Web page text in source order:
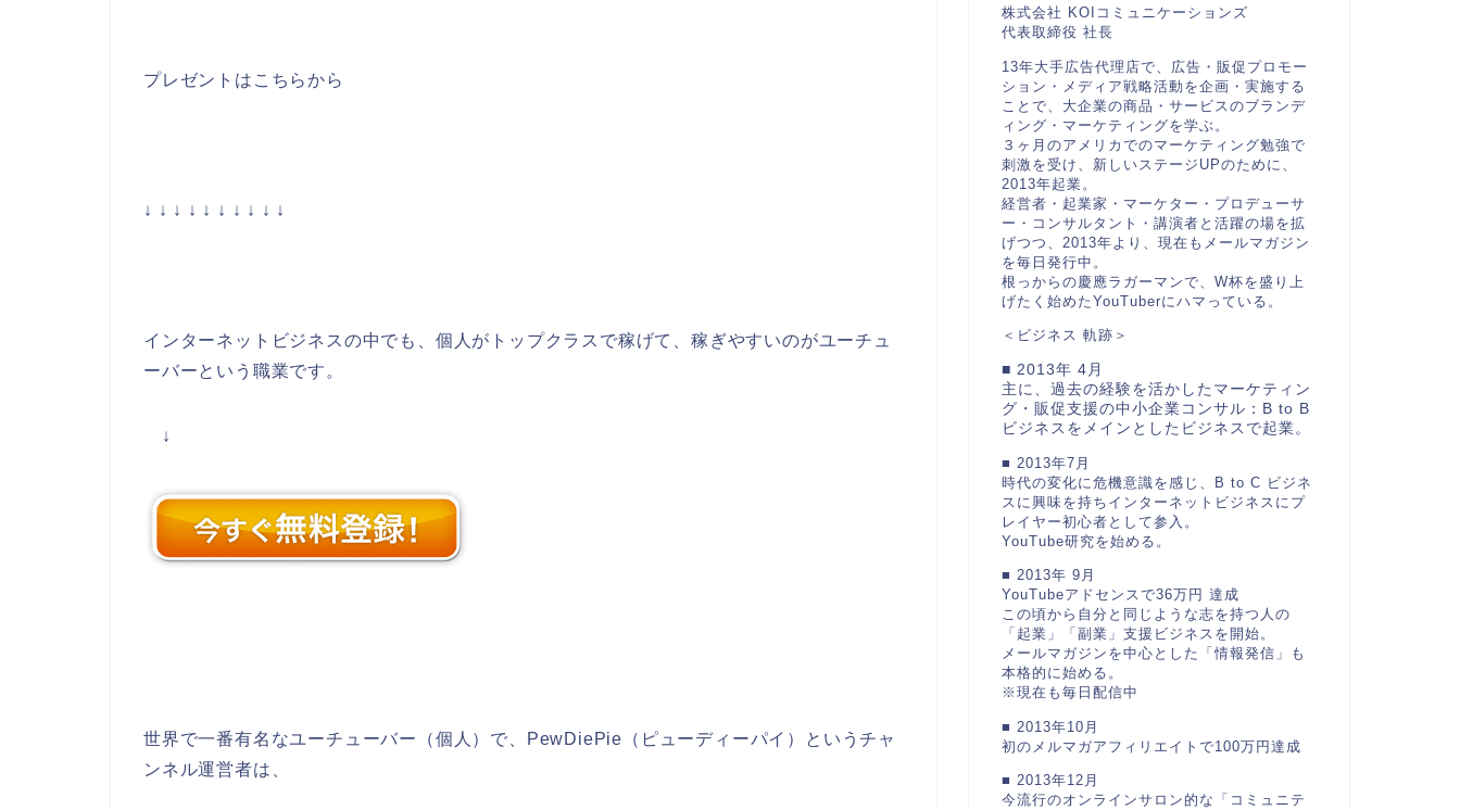
プレゼントはこちらから
↓ ↓ ↓ ↓ ↓ ↓ ↓ ↓ ↓ ↓
インターネットビジネスの中でも、個人がトップクラスで稼げて、稼ぎやすいのがユーチュ
ーバーとい う職業です。
↓
世界で一番有名なユーチューバー（個人）で、PewDiePie（ピューディーパイ）というチャ
ンネル運営者は、
株式会社 KOIコミュニケーションズ
代表取締役 社長
13年大手広告代理店で、広告・販促プロモー
ション・メディア戦略活動を企画・実施する
ことで、大企業の商品・サービスのブランデ
ィング・マーケティングを学ぶ。
３ヶ月のアメリカでのマーケティング勉強で
刺激を受け、新しいステージUPのために、
2013年起業。
経営者・起業家・マーケター・プロデューサ
ー・コンサルタント・講演者と活躍の場を拡
げつつ、2013年より、現在もメールマガジン
を毎日発行中。
根っからの慶應ラガーマンで、W杯を盛り上
げたく始めたYouTuberにハマっている。
＜ビジネス 軌跡＞
■ 2013年 4月
主に、過去の経験を活かしたマーケティン
グ・販促支援の中小企業コンサル：B to B
ビジネスをメインとしたビジネスで起業。
■ 2013年7月
時代の変化に危機意識を感じ、B to C ビジネ
スに興味を持ちインターネットビジネスにプ
レイヤー初心者として参入。
YouTube研究を始める。
■ 2013年 9月
YouTubeアドセンスで36万円 達成
この頃から自分と同じような志を持つ人の
「起業」「副業」支援ビジネスを開始。
メールマガジンを中心とした「情報発信」も
本格的に始める。
※現在も毎日配信中
■ 2013年10月
初のメルマガアフィリエイトで100万円達成
■ 2013年12月
今流行のオンラインサロン的な「コミュニテ